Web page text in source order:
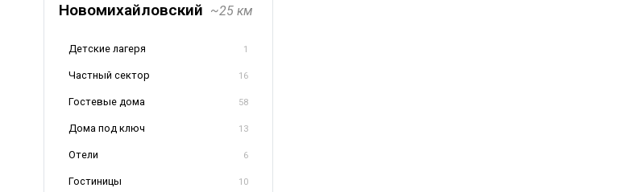
Новомихайловский ~25 км
Детские лагеря 1
Частный сектор 16
Гостевые дома 58
Дома под ключ 13
Отели 6
Гостиницы 10